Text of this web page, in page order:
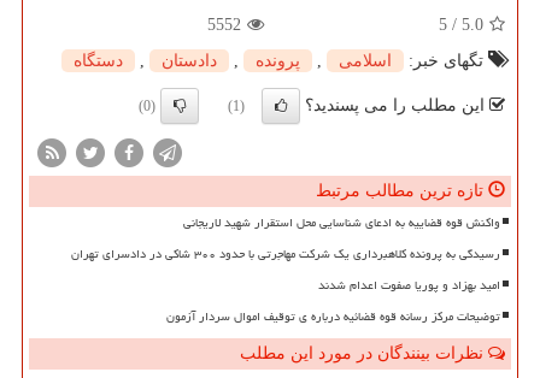
5.0
/
5
5552
تگهای خبر:
اسلامی , پرونده , دادستان , دستگاه
این مطلب را می پسندید؟ (1)
(0)
تازه ترین مطالب مرتبط
واکنش قوه قضاییه به ادعای شناسایی محل استقرار شهید لاریجانی
رسیدگی به پرونده کلاهبرداری یک شرکت مهاجرتی با حدود ۳۰۰ شاکی در دادسرای تهران
امید بهزاد و پوریا صفوت اعدام شدند
توضیحات مرکز رسانه قوه قضائیه درباره ی توقیف اموال سردار آزمون
نظرات بینندگان در مورد این مطلب